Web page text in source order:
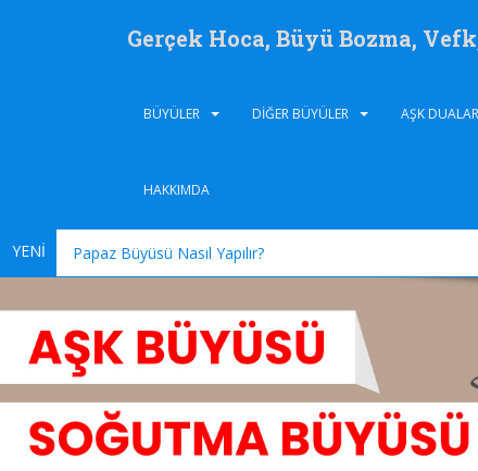
Gerçek Hoca, Büyü Bozma,
BÜYÜLER DIĞER BÜYÜLER AŞK
HAKKIMDA
YENİ Papaz Büyüsü Nasıl Yapılır?